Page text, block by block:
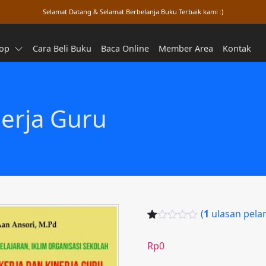
Selamat Datang & Selamat Berbelanja Buku Terbaik kami :)
Cara Beli Buku Baca Online Member Area Kontak
Guru
gk
(1 ulasan
Rp0